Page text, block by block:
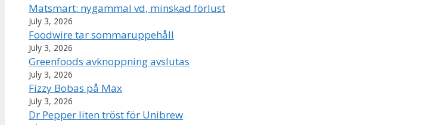
Matsmart: nygammal vd, minskad förlust
July 3, 2026
Foodwire tar sommaruppehåll
July 3, 2026
Greenfoods avknoppning avslutas
July 3, 2026
Fizzy Bobas på Max
July 3, 2026
Dr Pepper liten tröst för Unibrew